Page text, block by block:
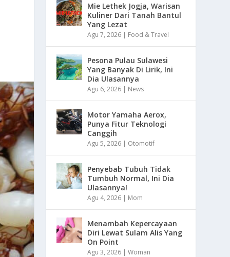
Mie Lethek Jogja, Warisan
Kuliner Dari Tanah Bantul
Yang Lezat
Agu 7, 2026 | Food & Travel
Pesona Pulau Sulawesi
Yang Banyak Di Lirik, Ini
Dia Ulasannya
Agu 6, 2026 | News
Motor Yamaha Aerox,
Punya Fitur Teknologi
Canggih
Agu 5, 2026 | Otomotif
Penyebab Tubuh Tidak
Tumbuh Normal, Ini Dia
Ulasannya!
Agu 4, 2026 | Mom
Menambah Kepercayaan
Diri Lewat Sulam Alis Yang
On Point
Agu 3, 2026 |Woman